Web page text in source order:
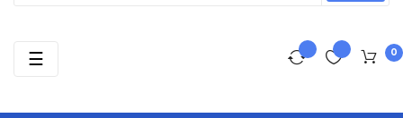
0
navigazione
☰